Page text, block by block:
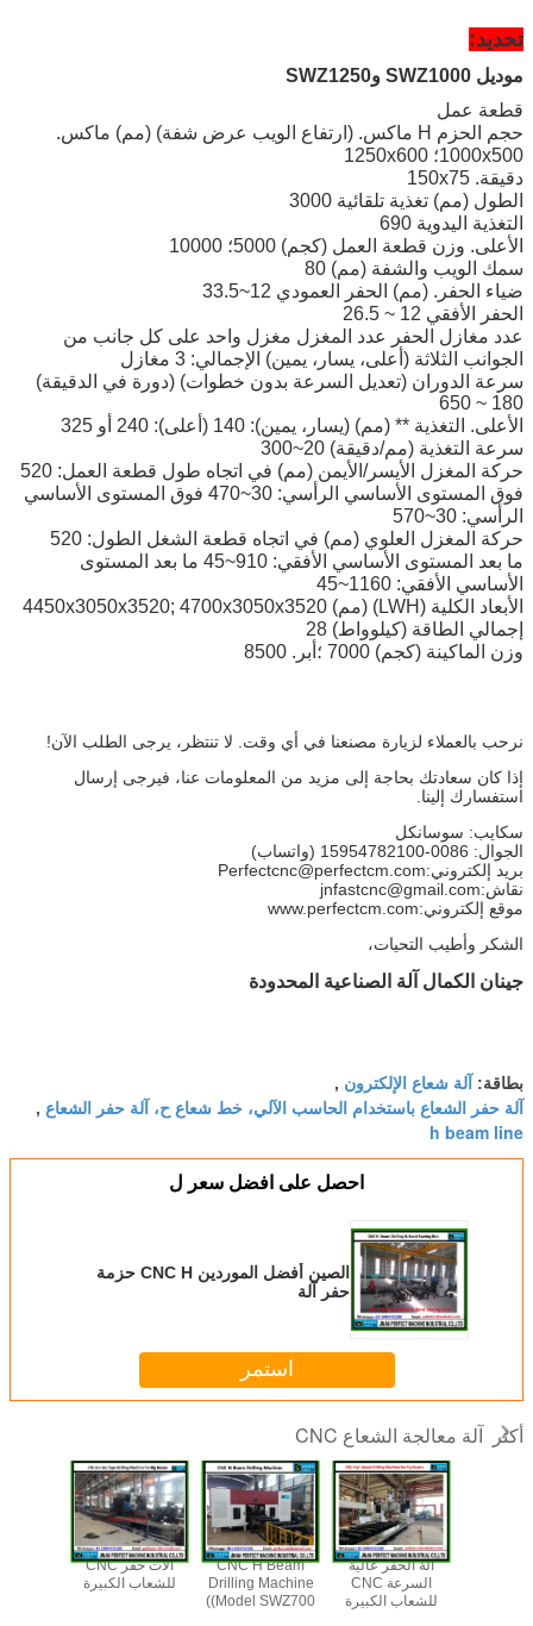
تحديد:
موديل SWZ1000 وSWZ1250
قطعة عمل
حجم الحزم H ماكس. (ارتفاع الويب عرض شفة) (مم) ماكس.
1000x500؛ 1250x600
دقيقة. 150x75
الطول (مم) تغذية تلقائية 3000
التغذية اليدوية 690
الأعلى. وزن قطعة العمل (كجم) 5000؛ 10000
سمك الويب والشفة (مم) 80
ضياء الحفر. (مم) الحفر العمودي 12~33.5
الحفر الأفقي 12 ~ 26.5
عدد مغازل الحفر عدد المغزل مغزل واحد على كل جانب من
الجوانب الثلاثة (أعلى، يسار، يمين) الإجمالي: 3 مغازل
سرعة الدوران (تعديل السرعة بدون خطوات) (دورة في الدقيقة)
180 ~ 650
الأعلى. التغذية ** (مم) (يسار، يمين): 140 (أعلى): 240 أو 325
سرعة التغذية (مم/دقيقة) 20~300
حركة المغزل الأيسر/الأيمن (مم) في اتجاه طول قطعة العمل: 520
فوق المستوى الأساسي الرأسي: 30~470 فوق المستوى الأساسي
الرأسي: 30~570
حركة المغزل العلوي (مم) في اتجاه قطعة الشغل الطول: 520
ما بعد المستوى الأساسي الأفقي: 910~45 ما بعد المستوى
الأساسي الأفقي: 1160~45
الأبعاد الكلية (LWH) (مم) 4450x3050x3520; 4700x3050x3520
إجمالي الطاقة (كيلوواط) 28
وزن الماكينة (كجم) 7000 ؛أبر. 8500
نرحب بالعملاء لزيارة مصنعنا في أي وقت. لا تنتظر، يرجى الطلب الآن!
إذا كان سعادتك بحاجة إلى مزيد من المعلومات عنا، فيرجى إرسال
استفسارك إلينا.
سكايب: سوسانكل
الجوال: 0086-15954782100 (واتساب)
بريد إلكتروني:Perfectcnc@perfectcm.com
نقاش:jnfastcnc@gmail.com
موقع إلكتروني:www.perfectcm.com
الشكر وأطيب التحيات،
جينان الكمال آلة الصناعية المحدودة
بطاقة: آلة شعاع الإلكترون ,
آلة حفر الشعاع باستخدام الحاسب الآلي، خط شعاع ح، آلة حفر الشعاع ,
h beam line
احصل على افضل سعر ل
الصين أفضل الموردين CNC H حزمة
حفر آلة
استمر
أكثر آلة معالجة الشعاع CNC
آلات حفر CNC
للشعاب الكبيرة
CNC H Beam
Drilling Machine
(Model SWZ700)
آلة الحفر عالية
السرعة CNC
للشعاب الكبيرة